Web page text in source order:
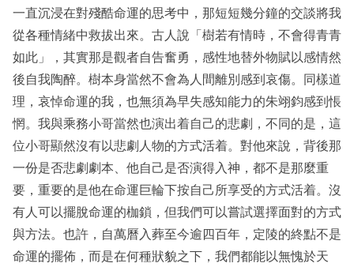
一直沉浸在對殘酷命運的思考中，那短短幾分鐘的交談將我
從各種情緒中救拔出來。古人說「樹若有情時，不會得青青
如此」，其實那是觀者自告奮勇，感性地替外物賦以感情然
後自我陶醉。樹本身當然不會為人間離別感到哀傷。同樣道
理，哀悼命運的我，也無須為早失感知能力的朱翊鈞感到悵
惘。我與乘務小哥當然也演出着自己的悲劇，不同的是，這
位小哥顯然沒有以悲劇人物的方式活着。對他來說，背後那
一份是否悲劇劇本、他自己是否演得入神，都不是那麼重
要，重要的是他在命運巨輪下按自己所享受的方式活着。沒
有人可以擺脫命運的枷鎖，但我們可以嘗試選擇面對的方式
與方法。也許，自萬曆入葬至今逾四百年，定陵的終點不是
命運的擺佈，而是在何種狀貌之下，我們都能以無愧於天